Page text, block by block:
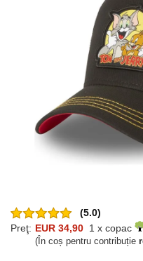
(5.0)
Preţ: EUR 34,90 1 x copac
(În coș pentru contribuție